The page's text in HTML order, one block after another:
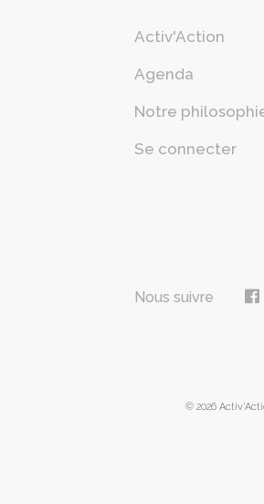
Activ'Action
Agenda
Notre
Se connecter
Nous suivre
© 2026